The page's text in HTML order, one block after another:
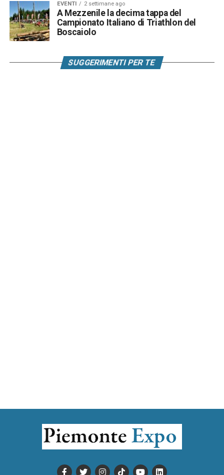
EVENTI 2 settimane ago
A Mezzenile la decima tappa del
Campionato Italiano di Triathlon del
Boscaiolo
SUGGERIMENTI PER TE